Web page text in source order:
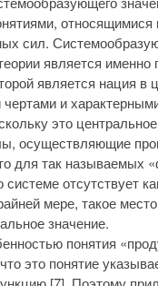
сил.
является именно
является нация в
и
это
осуществляющие
для так называемых
системе отсутствует
мере, такое
значение.
понятия
это понятие